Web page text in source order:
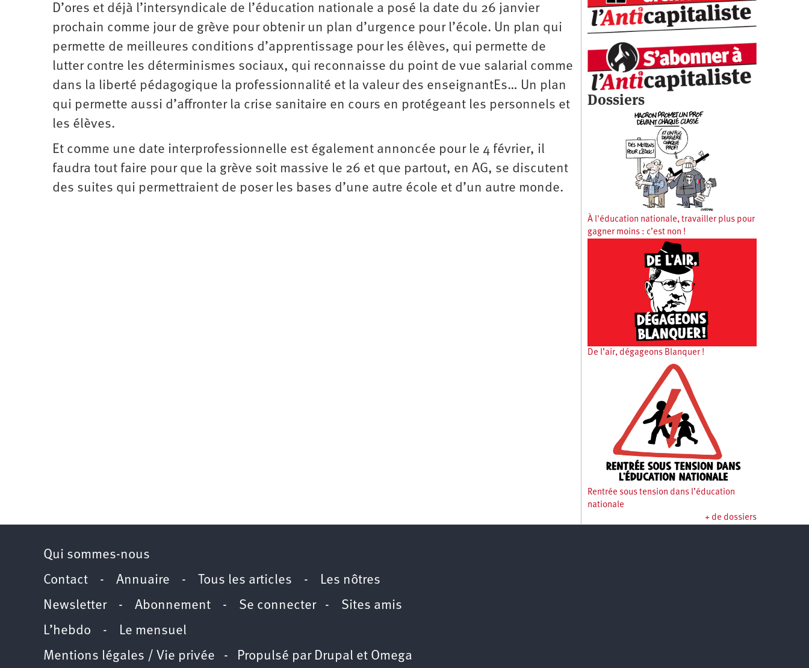
D’ores et déjà l’intersyndicale de l’éducation nationale a posé la date du 26 janvier
prochain comme jour de grève pour obtenir un plan d’urgence pour l’école. Un plan qui
permette de meilleures conditions d’apprentissage pour les élèves, qui permette de
lutter contre les déterminismes sociaux, qui reconnaisse du point de vue salarial comme
dans la liberté pédagogique la professionnalité et la valeur des enseignantEs… Un plan
qui permette aussi d’affronter la crise sanitaire en cours en protégeant les personnels et
les élèves.
Et comme une date interprofessionnelle est également annoncée pour le 4 février, il
faudra tout faire pour que la grève soit massive le 26 et que partout, en AG, se discutent
des suites qui permettraient de poser les bases d’une autre école et d’un autre monde.
Dossiers
À l'éducation nationale, travailler plus pour
gagner moins : c’est non !
De l’air, dégageons Blanquer !
Rentrée sous tension dans l’éducation
nationale
+ de dossiers
Qui sommes-nous
Contact - Annuaire - Tous les articles - Les nôtres
Newsletter- Abonnement - Se connecter- Sites amis
L’hebdo - Le mensuel
Mentions légales / Vie privée - Propulsé par Drupal et Omega